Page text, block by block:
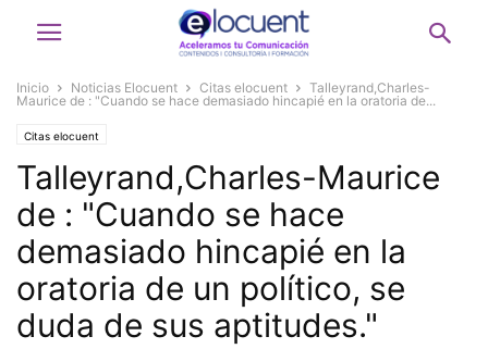
Inicio Noticias Elocuent Citas elocuent
Talleyrand,Charles-
Maurice de : "Cuando se hace demasiado hincapié en la oratoria de...
Citas elocuent
Talleyrand,Charles-Maurice
de : "Cuando se hace
demasiado hincapié en la
oratoria de un político, se
duda de sus aptitudes."